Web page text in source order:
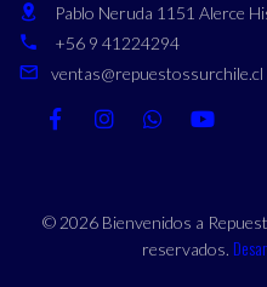
Pablo Neruda 1151 Alerce
+56 9 41224294
ventas@repuestossurchile.cl
© 2026 Bienvenidos a
reservados.